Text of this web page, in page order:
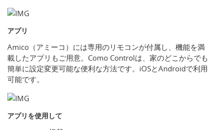
アプリ
Amico（アミーコ）には専用のリモコンが付属し、機能を満
載したアプリもご用意。Como Controlは、家のどこからでも
簡単に設定変更可能な便利な方法です。iOSとAndroidで利用
可能です。
アプリを使用して